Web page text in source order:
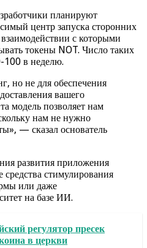
планируют
центр запуска сторонних
с которыми
токены NOT. Число таких
100 в неделю.
но не для обеспечения
вашего
модель позволяет нам
нам не нужно
— сказал основатель
развития приложения
стимулирования
или даже
на базе ИИ.
регулятор пресек
в церкви